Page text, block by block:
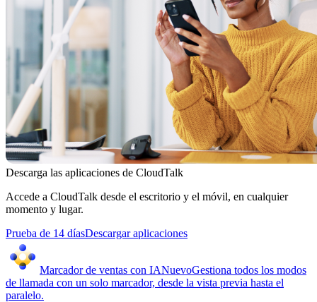
Descarga las aplicaciones de CloudTalk
Accede a CloudTalk desde el escritorio y el móvil, en cualquier
momento y lugar.
Prueba de 14 díasDescargar aplicaciones
Marcador de ventas con IANuevoGestiona todos los modos
de llamada con un solo marcador, desde la vista previa hasta el
paralelo.